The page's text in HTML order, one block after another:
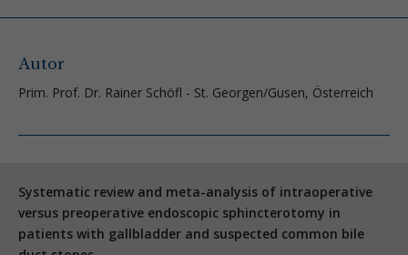
Autor
Prim. Prof. Dr. Rainer Schöfl - St. Georgen/Gusen, Österreich
Systematic review and meta-analysis of intraoperative
versus preoperative endoscopic sphincterotomy in
patients with gallbladder and suspected common bile